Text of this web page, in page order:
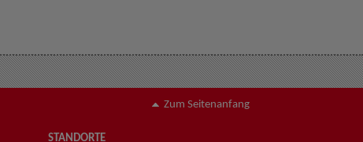
Zum Seitenanfang
STANDORTE